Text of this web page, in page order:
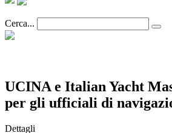
Cerca...
UCINA e Italian Yacht
per gli ufficiali di
Dettagli